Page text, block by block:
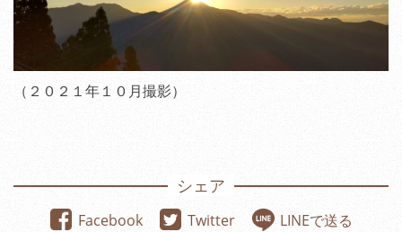
（２０２１年１０月撮影）
シェア
Facebook Twitter
LINEで送る